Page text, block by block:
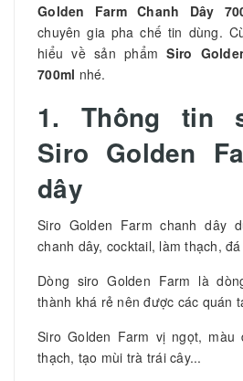
Golden Farm Chanh Dây
chuyên gia pha chế tin dùng.
hiểu về sản phẩm Siro
700ml nhé.
1. Thông tin
Siro Golden
dây
Siro Golden Farm chanh dây
chanh dây, cocktail, làm thạch,
Dòng siro Golden Farm là
thành khá rẻ nên được các quán
Siro Golden Farm vị ngọt,
thạch, tạo mùi trà trái cây...